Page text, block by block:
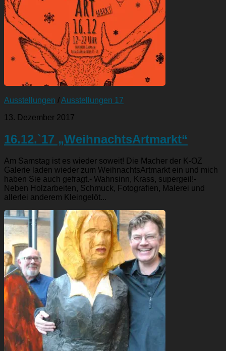
Ausstellungen /Ausstellungen 17
13. Dezember 2017
16.12.`17 „WeihnachtsArtmarkt“
Am Samstag ist es wieder soweit! Die Macher der K-OZ
Galerie laden wieder zum WeihnachtsArtmarkt ein und mich
haben Sie auch gefragt.- Wahnsinn, Krass, supergeil!-
Neben Holzarbeiten, Schmuck, Fotografien, Malerei und
allerlei anderem Kleingelöt...